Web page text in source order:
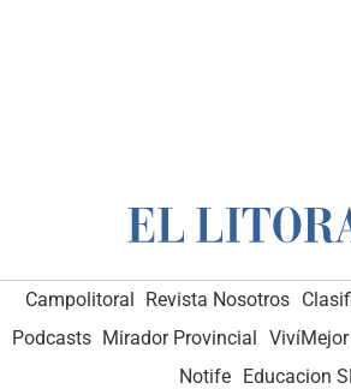
Campolitoral Revista Nosotros
Podcasts Mirador Provincial VivíMejor
Notife
Educacion